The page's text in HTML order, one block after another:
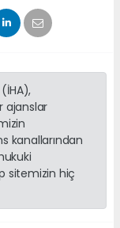
ajanslar
kanallarından
sitemizin hiç